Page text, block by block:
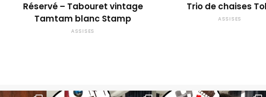
Réservé – Tabouret vintage
Tamtam blanc Stamp
ASSISES
Trio de chaises
ASSISES